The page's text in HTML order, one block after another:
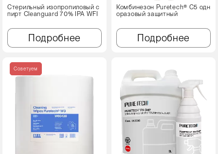
Стерильный изопропиловый с
пирт Cleanguard 70% IPA WFI
Подробнее
Комбинезон Puretech® C5 одн
оразовый защитный
Подробнее
Советуем